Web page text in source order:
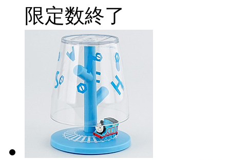
限定数終了